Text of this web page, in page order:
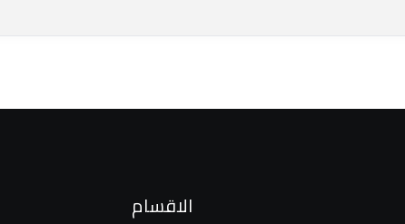
الاقسام